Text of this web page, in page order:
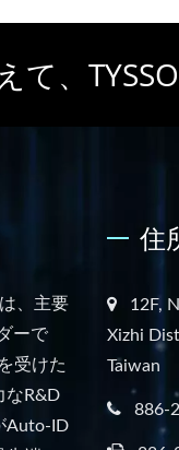
て、
、主要
ーで
受けた
なR&D
Auto-ID
住
12F,
Xizhi
Taiwan
886-